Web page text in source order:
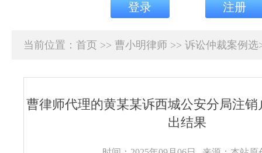
登录 注册
当前位置： 首页 >> 曹小明律师 >> 诉讼仲裁案例选
曹律师代理的黄某某诉西城公安分局注
出结果